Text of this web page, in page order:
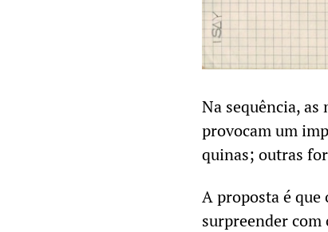
Na sequência,
provocam um
quinas; outras
A proposta é
surpreender com